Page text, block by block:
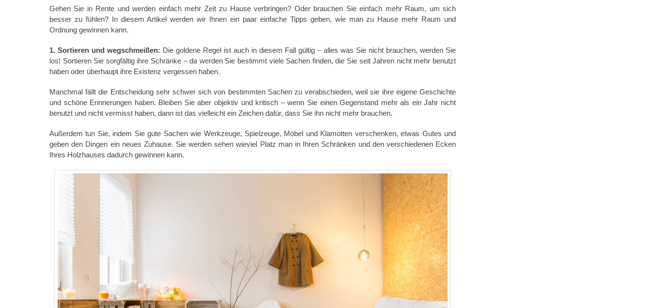
Gehen Sie in Rente und werden einfach mehr Zeit zu Hause verbringen? Oder brauchen Sie einfach mehr Raum, um sich
besser zu fühlen? In diesem Artikel werden wir Ihnen ein paar einfache Tipps geben, wie man zu Hause mehr Raum und
Ordnung gewinnen kann.
1. Sortieren und wegschmeißen: Die goldene Regel ist auch in diesem Fall gültig – alles was Sie nicht brauchen, werden Sie
los! Sortieren Sie sorgfältig ihre Schränke – da werden Sie bestimmt viele Sachen finden, die Sie seit Jahren nicht mehr benutzt
haben oder überhaupt ihre Existenz vergessen haben.
Manchmal fällt die Entscheidung sehr schwer sich von bestimmten Sachen zu verabschieden, weil sie ihre eigene Geschichte
und schöne Erinnerungen haben. Bleiben Sie aber objektiv und kritisch – wenn Sie einen Gegenstand mehr als ein Jahr nicht
benutzt und nicht vermisst haben, dann ist das vielleicht ein Zeichen dafür, dass Sie ihn nicht mehr brauchen.
Außerdem tun Sie, indem Sie gute Sachen wie Werkzeuge, Spielzeuge, Möbel und Klamotten verschenken, etwas Gutes und
geben den Dingen ein neues Zuhause. Sie werden sehen wieviel Platz man in Ihren Schränken und den verschiedenen Ecken
Ihres Holzhauses dadurch gewinnen kann.